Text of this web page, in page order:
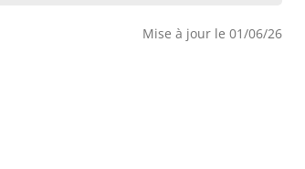
Mise à jour le 01/06/26